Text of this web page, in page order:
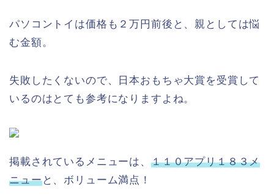
パソコントイは価格も２万円前後と、親としては悩
む金額。
失敗したくないので、日本おもちゃ大賞を受賞して
いるのはとても参考になりますよね。
掲載されているメニューは、 １１０アプリ１８３メ
ニューと、ボリューム満点！